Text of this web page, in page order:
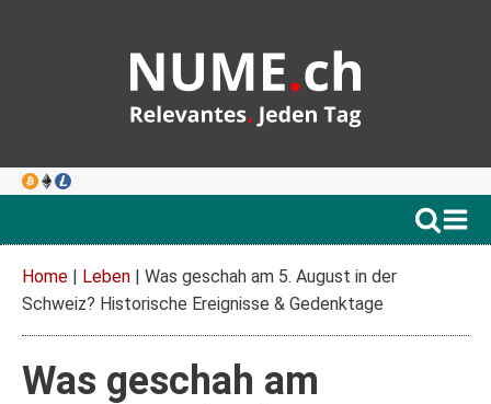
Home | Leben | Was geschah am 5. August in der
Schweiz? Historische Ereignisse & Gedenktage
Was geschah am